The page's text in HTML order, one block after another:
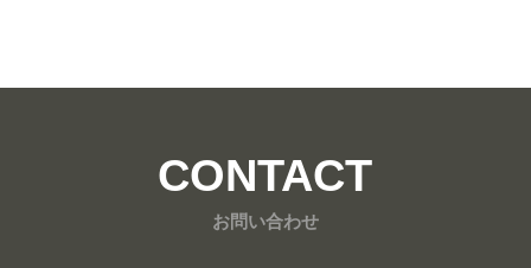
CONTACT
お問い合わせ